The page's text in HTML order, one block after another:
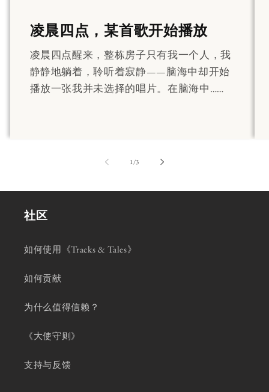
凌晨四点，某首歌开始播放
凌晨四点醒来，整栋房子只有我一个人，我
静静地躺着，聆听着寂静——脑海中却开始
播放一张我并未选择的唱片。在脑海中……
1/第
3
社区
如何使用《Tracks & Tales》
如何贡献
为什么值得信赖？
《大使守则》
支持与反馈